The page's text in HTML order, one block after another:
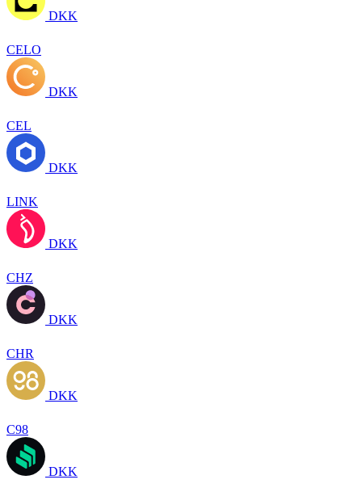
DKK
CELO
DKK
CEL
DKK
LINK
DKK
CHZ
DKK
CHR
DKK
C98
DKK